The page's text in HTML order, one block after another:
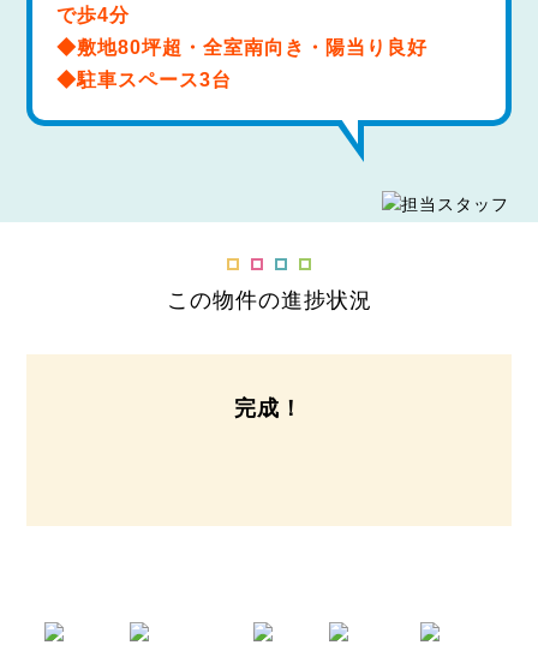
で歩4分
◆敷地80坪超・全室南向き・陽当り良好
◆駐車スペース3台
この物件の進捗状況
完成！